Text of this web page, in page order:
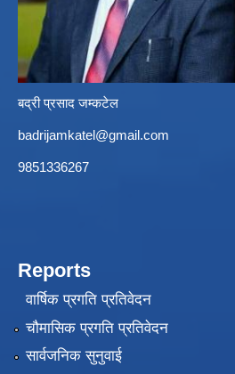
बद्री प्रसाद जम्कटेल
badrijamkatel@gmail.com
9851336267
Reports
वार्षिक प्रगति प्रतिवेदन
चौमासिक प्रगति प्रतिवेदन
सार्वजनिक सुनुवाई